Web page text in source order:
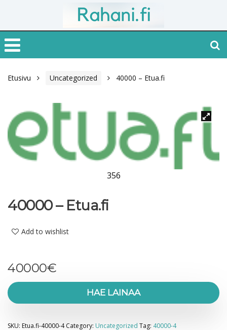
Etusivu Uncategorized 40000 – Etua.fi
356
40000 – Etua.fi
Add to wishlist
40000€
HAE LAINAA
SKU: Etua.fi-40000-4 Category: Uncategorized Tag: 40000-4